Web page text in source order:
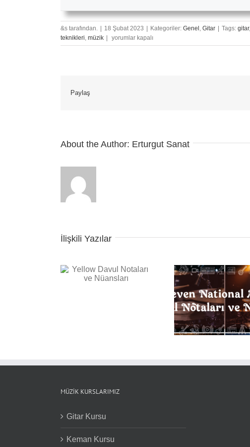
&s tarafından. 18 Şubat 2023 Kategoriler: Genel , Gitar Tags: gitar,
teknikleri, müzik
Vazgeçemem
–
yorumlar kapalı
Paylaş
About the Author: Erturgut Sanat
İlişkili Yazılar
Back in
Notaları ve
MÜZIK KURSLARIMIZ
Gitar Kursu
Keman Kursu